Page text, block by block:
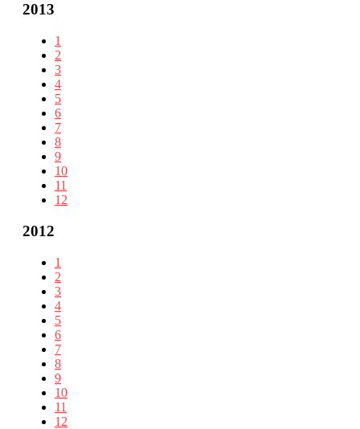
2013
1
2
3
4
5
6
7
8
9
10
11
12
2012
1
2
3
4
5
6
7
8
9
10
11
12